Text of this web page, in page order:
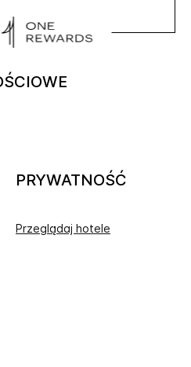
PRYWATNOŚĆ
Przeglądaj hotele